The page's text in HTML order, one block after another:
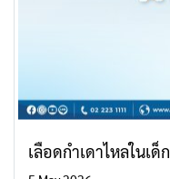
เลือดกำเดาไหลในเด็ก